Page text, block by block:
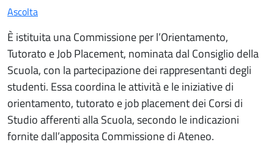
Ascolta
È istituita una Commissione per l’Orientamento,
Tutorato e Job Placement, nominata dal Consiglio della
Scuola, con la partecipazione dei rappresentanti degli
studenti. Essa coordina le attività e le iniziative di
orientamento, tutorato e job placement dei Corsi di
Studio afferenti alla Scuola, secondo le indicazioni
fornite dall’apposita Commissione di Ateneo.